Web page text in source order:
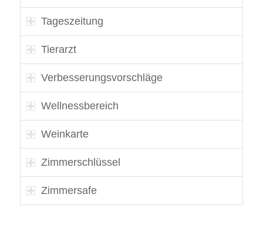
Tageszeitung
Tierarzt
Verbesserungsvorschläge
Wellnessbereich
Weinkarte
Zimmerschlüssel
Zimmersafe